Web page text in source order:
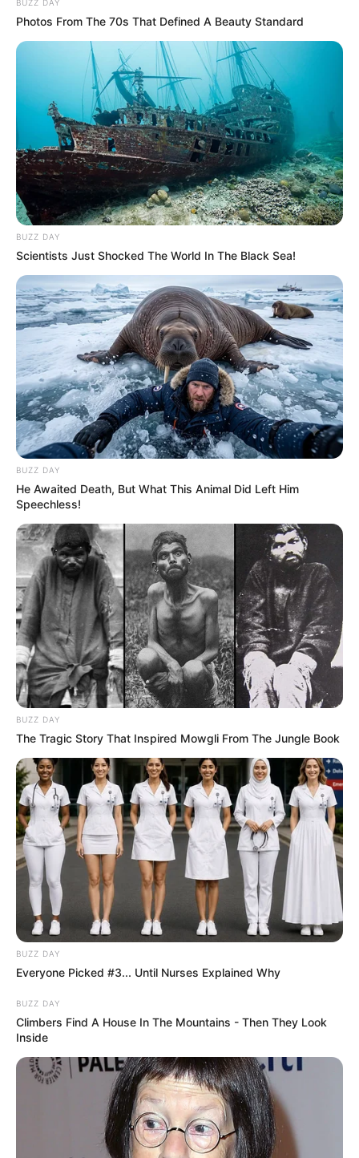
BUZZ DAY
Photos From The 70s That Defined A Beauty Standard
BUZZ DAY
Scientists Just Shocked The World In The Black Sea!
BUZZ DAY
He Awaited Death, But What This Animal Did Left Him
Speechless!
BUZZ DAY
The Tragic Story That Inspired Mowgli From The Jungle Book
BUZZ DAY
Everyone Picked #3... Until Nurses Explained Why
BUZZ DAY
Climbers Find A House In The Mountains - Then They Look
Inside